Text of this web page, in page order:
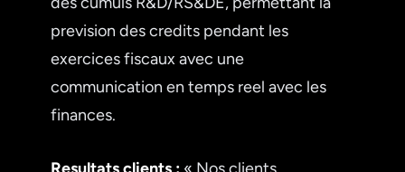
prevision des credits pendant les
exercices fiscaux avec une
communication en temps reel avec les
finances.